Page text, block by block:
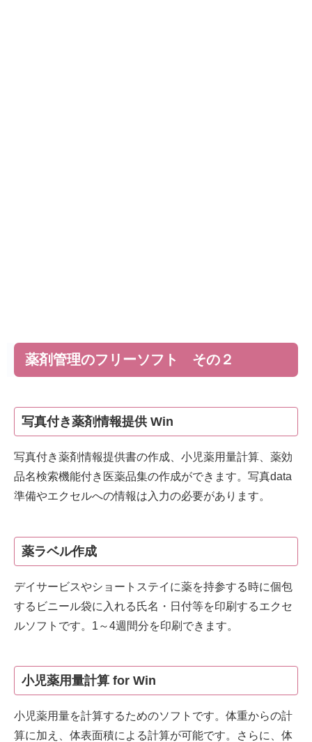
薬剤管理のフリーソフト その２
写真付き薬剤情報提供 Win
写真付き薬剤情報提供書の作成、小児薬用量計算、薬効
品名検索機能付き医薬品集の作成ができます。写真data
準備やエクセルへの情報は入力の必要があります。
薬ラベル作成
デイサービスやショートステイに薬を持参する時に個包
するビニール袋に入れる氏名・日付等を印刷するエクセ
ルソフトです。1～4週間分を印刷できます。
小児薬用量計算 for Win
小児薬用量を計算するためのソフトです。体重からの計
算に加え、体表面積による計算が可能です。さらに、体